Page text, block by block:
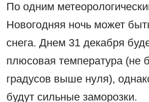
По одним
Новогодняя ночь может
снега. Днем 31 декабря
плюсовая температура (не
градусов выше нуля),
будут сильные заморозки.